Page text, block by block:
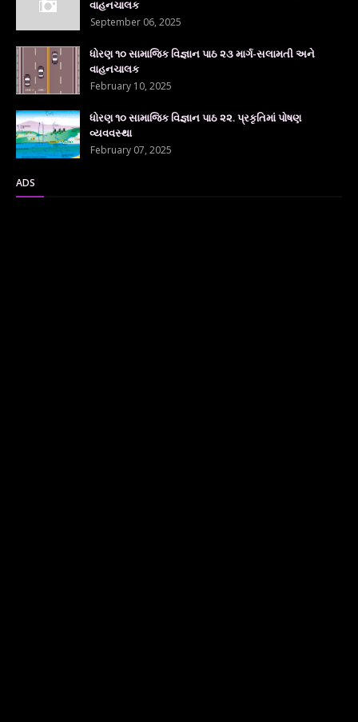
વાહનચાલક
September 06, 2025
ધોરણ ૧૦ સામાજિક વિજ્ઞાન પાઠ ૨૩ માર્ગ-સલામતી અને
વાહનચાલક
February 10, 2025
ધોરણ ૧૦ સામાજિક વિજ્ઞાન પાઠ ૨૨. પ્રકૃતિમાં પોષણ
વ્યવવસ્થા
February 07, 2025
ADS